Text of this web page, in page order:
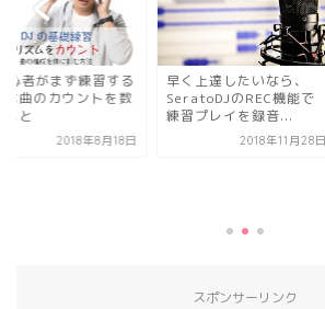
心者がまず練習する
は曲のカウントを数
こと
2018年8月18日
早く上達したいなら、
SeratoDJのREC機能で
練習プレイを録音...
2018年11月28日
スポンサーリンク